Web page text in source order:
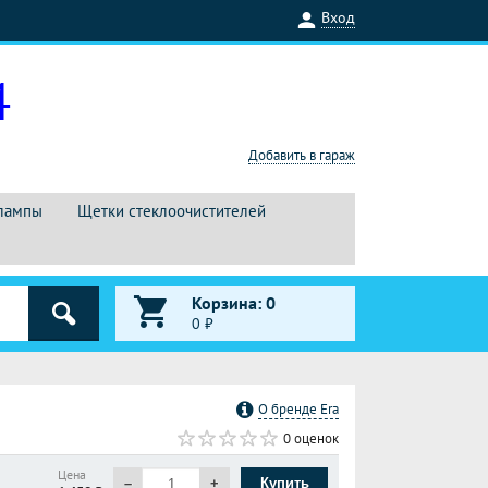
Вход
Добавить в гараж
Щетки стеклоочистителей
Корзина: 0
0 ₽
О бренде Era
0 оценок
Цена
– + Купить